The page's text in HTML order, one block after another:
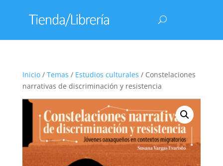
Inicio/ Temas / Estudios culturales / Constelaciones
narrativas de discriminación y resistencia